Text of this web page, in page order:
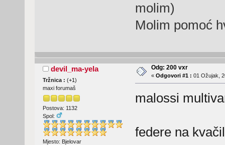
molim)
Molim pomoć
devil_ma-yela
Tržnica : (+1)
maxi forumaš
Postova: 1132
Spol:
Mjesto: Bjelovar
Odg: 200 vxr
« Odgovori #1 : 01 Ožujak,
malossi
federe na